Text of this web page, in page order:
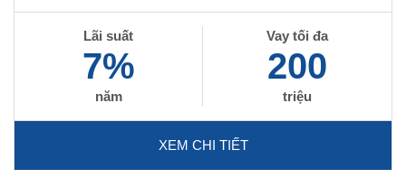
Lãi suất
7%
năm
Vay tối đa
200
triệu
XEM CHI TIẾT